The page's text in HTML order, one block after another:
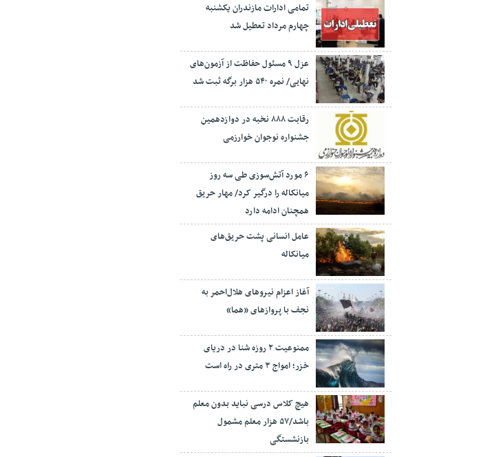
تمامی ادارات مازندران یکشنبه
چهارم مرداد تعطیل شد
عزل ۹ مسئول حفاظت از آزمون‌های
نهایی/ نمره ۵۴۰ هزار برگه ثبت شد
رقابت ۸۸۸ نخبه در دوازدهمین
جشنواره نوجوان خوارزمی
۶ مورد آتش‌سوزی طی سه روز
میانکاله را درگیر کرد/ مهار حریق
همچنان ادامه دارد
عامل انسانی پشت حریق‌های
میانکاله
آغاز اعزام نیروهای هلال‌احمر به
نجف با پروازهای «هما»
ممنوعیت ۲ روزه شنا در دریای
خزر؛ امواج ۳ متری در راه است
هیچ کلاس درسی نباید بدون معلم
باشد/۵۷ هزار معلم مشمول
بازنشستگی